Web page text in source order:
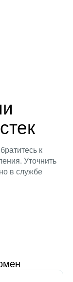
к
Уточнить
в службе